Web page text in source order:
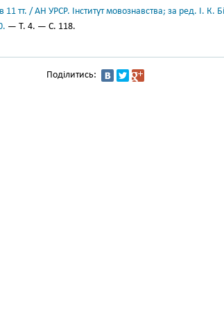
11 тт. / АН УРСР. Інститут мовознавства; за ред. І. К.
— Т. 4. — С. 118.
Поділитись: